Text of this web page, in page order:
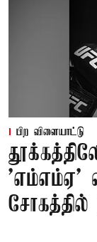
பிற விளையாட்டு
சோகத்தில்